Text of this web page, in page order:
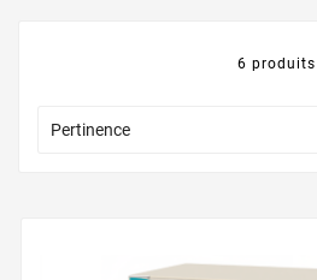
6 produits
Pertinence